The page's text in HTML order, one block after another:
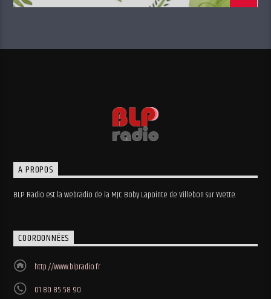
A PROPOS
BLP Radio est la webradio de la MJC Boby Lapointe de Villebon sur Yvette.
COORDONNÉES
http://www.blpradio.fr
01 80 85 58 90